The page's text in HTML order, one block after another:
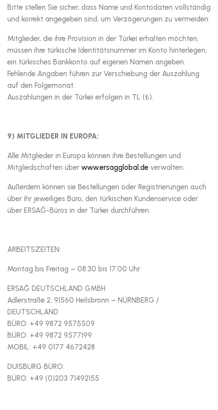
Bitte stellen Sie sicher, dass Name und Kontodaten vollständig
und korrekt angegeben sind, um Verzögerungen zu vermeiden.
Mitglieder, die ihre Provision in der Türkei erhalten möchten,
müssen ihre türkische Identitätsnummer im Konto hinterlegen,
ein türkisches Bankkonto auf eigenen Namen angeben.
Fehlende Angaben führen zur Verschiebung der Auszahlung
auf den Folgemonat.
Auszahlungen in der Türkei erfolgen in TL (₺).
9) MITGLIEDER IN EUROPA:
Alle Mitglieder in Europa können ihre Bestellungen und
Mitgliedschaften über www.ersagglobal.de verwalten.
Außerdem können sie Bestellungen oder Registrierungen auch
über ihr jeweiliges Büro, den türkischen Kundenservice oder
über ERSAĞ-Büros in der Türkei durchführen.
ARBEITSZEITEN:
Montag bis Freitag – 08:30 bis 17:00 Uhr
ERSAĞ DEUTSCHLAND GMBH
Adlerstraße 2, 91560 Heilsbronn – NÜRNBERG /
DEUTSCHLAND
BÜRO: +49 9872 9575509
BÜRO: +49 9872 9577199
MOBIL: +49 0177 4672428
DUISBURG BÜRO:
BÜRO: +49 (0)203 71492155